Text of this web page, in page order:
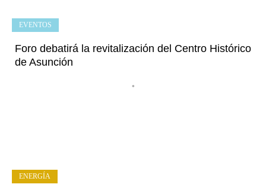
Foro debatirá la revitalización del Centro Histórico
de Asunción
•
EVENTOS
ENERGÍA